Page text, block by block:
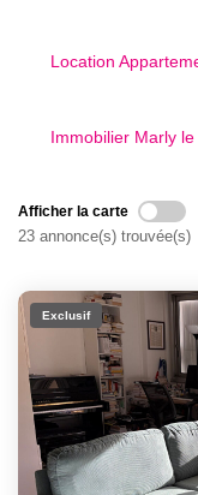
Location
Immobilier Marly le
Afficher la carte
23 annonce(s) trouvée(s)
Exclusif